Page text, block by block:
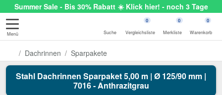
Summer Sale - Bis 30% Rabatt ☀️ Klick hier! - noch 3 Tage
Menü Suche
0
Vergleichsliste
0
Merkliste
0
Warenkorb
Dachrinnen Sparpakete
Stahl Dachrinnen Sparpaket 5,00 m | Ø 125/90 mm |
7016 - Anthrazitgrau